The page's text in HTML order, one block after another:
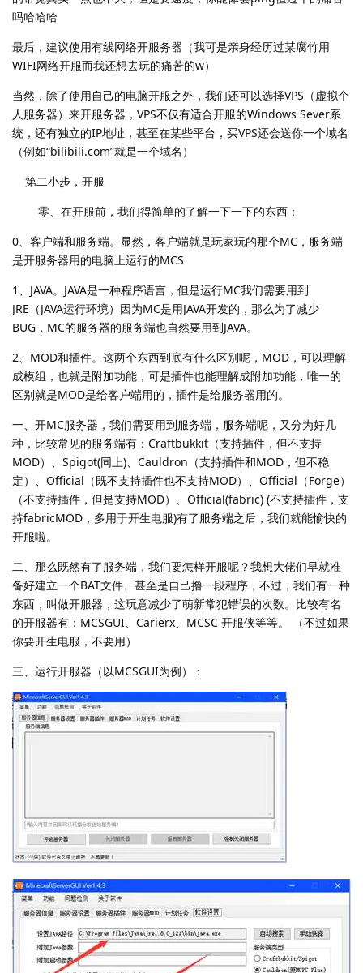
吗哈哈哈
最后，建议使用有线网络开服务器（我可是亲身经历过某腐竹用
WIFI网络开服而我还想去玩的痛苦的w）
当然，除了使用自己的电脑开服之外，我们还可以选择VPS（虚拟个
人服务器）来开服务器，VPS不仅有适合开服的Windows Sever系
统，还有独立的IP地址，甚至在某些平台，买VPS还会送你一个域名
（例如“bilibili.com”就是一个域名）
第二小步，开服
零、在开服前，我们得简单的了解一下一下的东西：
0、客户端和服务端。显然，客户端就是玩家玩的那个MC，服务端
是开服务器用的电脑上运行的MCS
1、JAVA。JAVA是一种程序语言，但是运行MC我们需要用到
JRE（JAVA运行环境）因为MC是用JAVA开发的，那么为了减少
BUG，MC的服务器的服务端也自然要用到JAVA。
2、MOD和插件。这两个东西到底有什么区别呢，MOD，可以理解
成模组，也就是附加功能，可是插件也能理解成附加功能，唯一的
区别就是MOD是给客户端用的，插件是给服务器用的。
一、开MC服务器，我们需要用到服务端，服务端呢，又分为好几
种，比较常见的服务端有：Craftbukkit（支持插件，但不支持
MOD）、Spigot(同上)、Cauldron（支持插件和MOD，但不稳
定）、Official（既不支持插件也不支持MOD）、Official（Forge）
（不支持插件，但是支持MOD）、Official(fabric) (不支持插件，支
持fabricMOD，多用于开生电服)有了服务端之后，我们就能愉快的
开服啦。
二、那么既然有了服务端，我们要怎样开服呢？我想大佬们早就准
备好建立一个BAT文件、甚至是自己撸一段程序，不过，我们有一种
东西，叫做开服器，这玩意减少了萌新常犯错误的次数。比较有名
的开服器有：MCSGUI、Carierx、MCSC 开服侠等等。 （不过如果
你要开生电服，不要用）
三、运行开服器（以MCSGUI为例）：